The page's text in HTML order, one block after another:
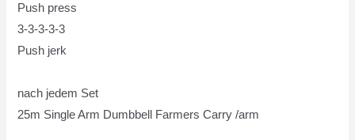
Push press
3-3-3-3-3
Push jerk
nach jedem Set
25m Single Arm Dumbbell Farmers Carry /arm